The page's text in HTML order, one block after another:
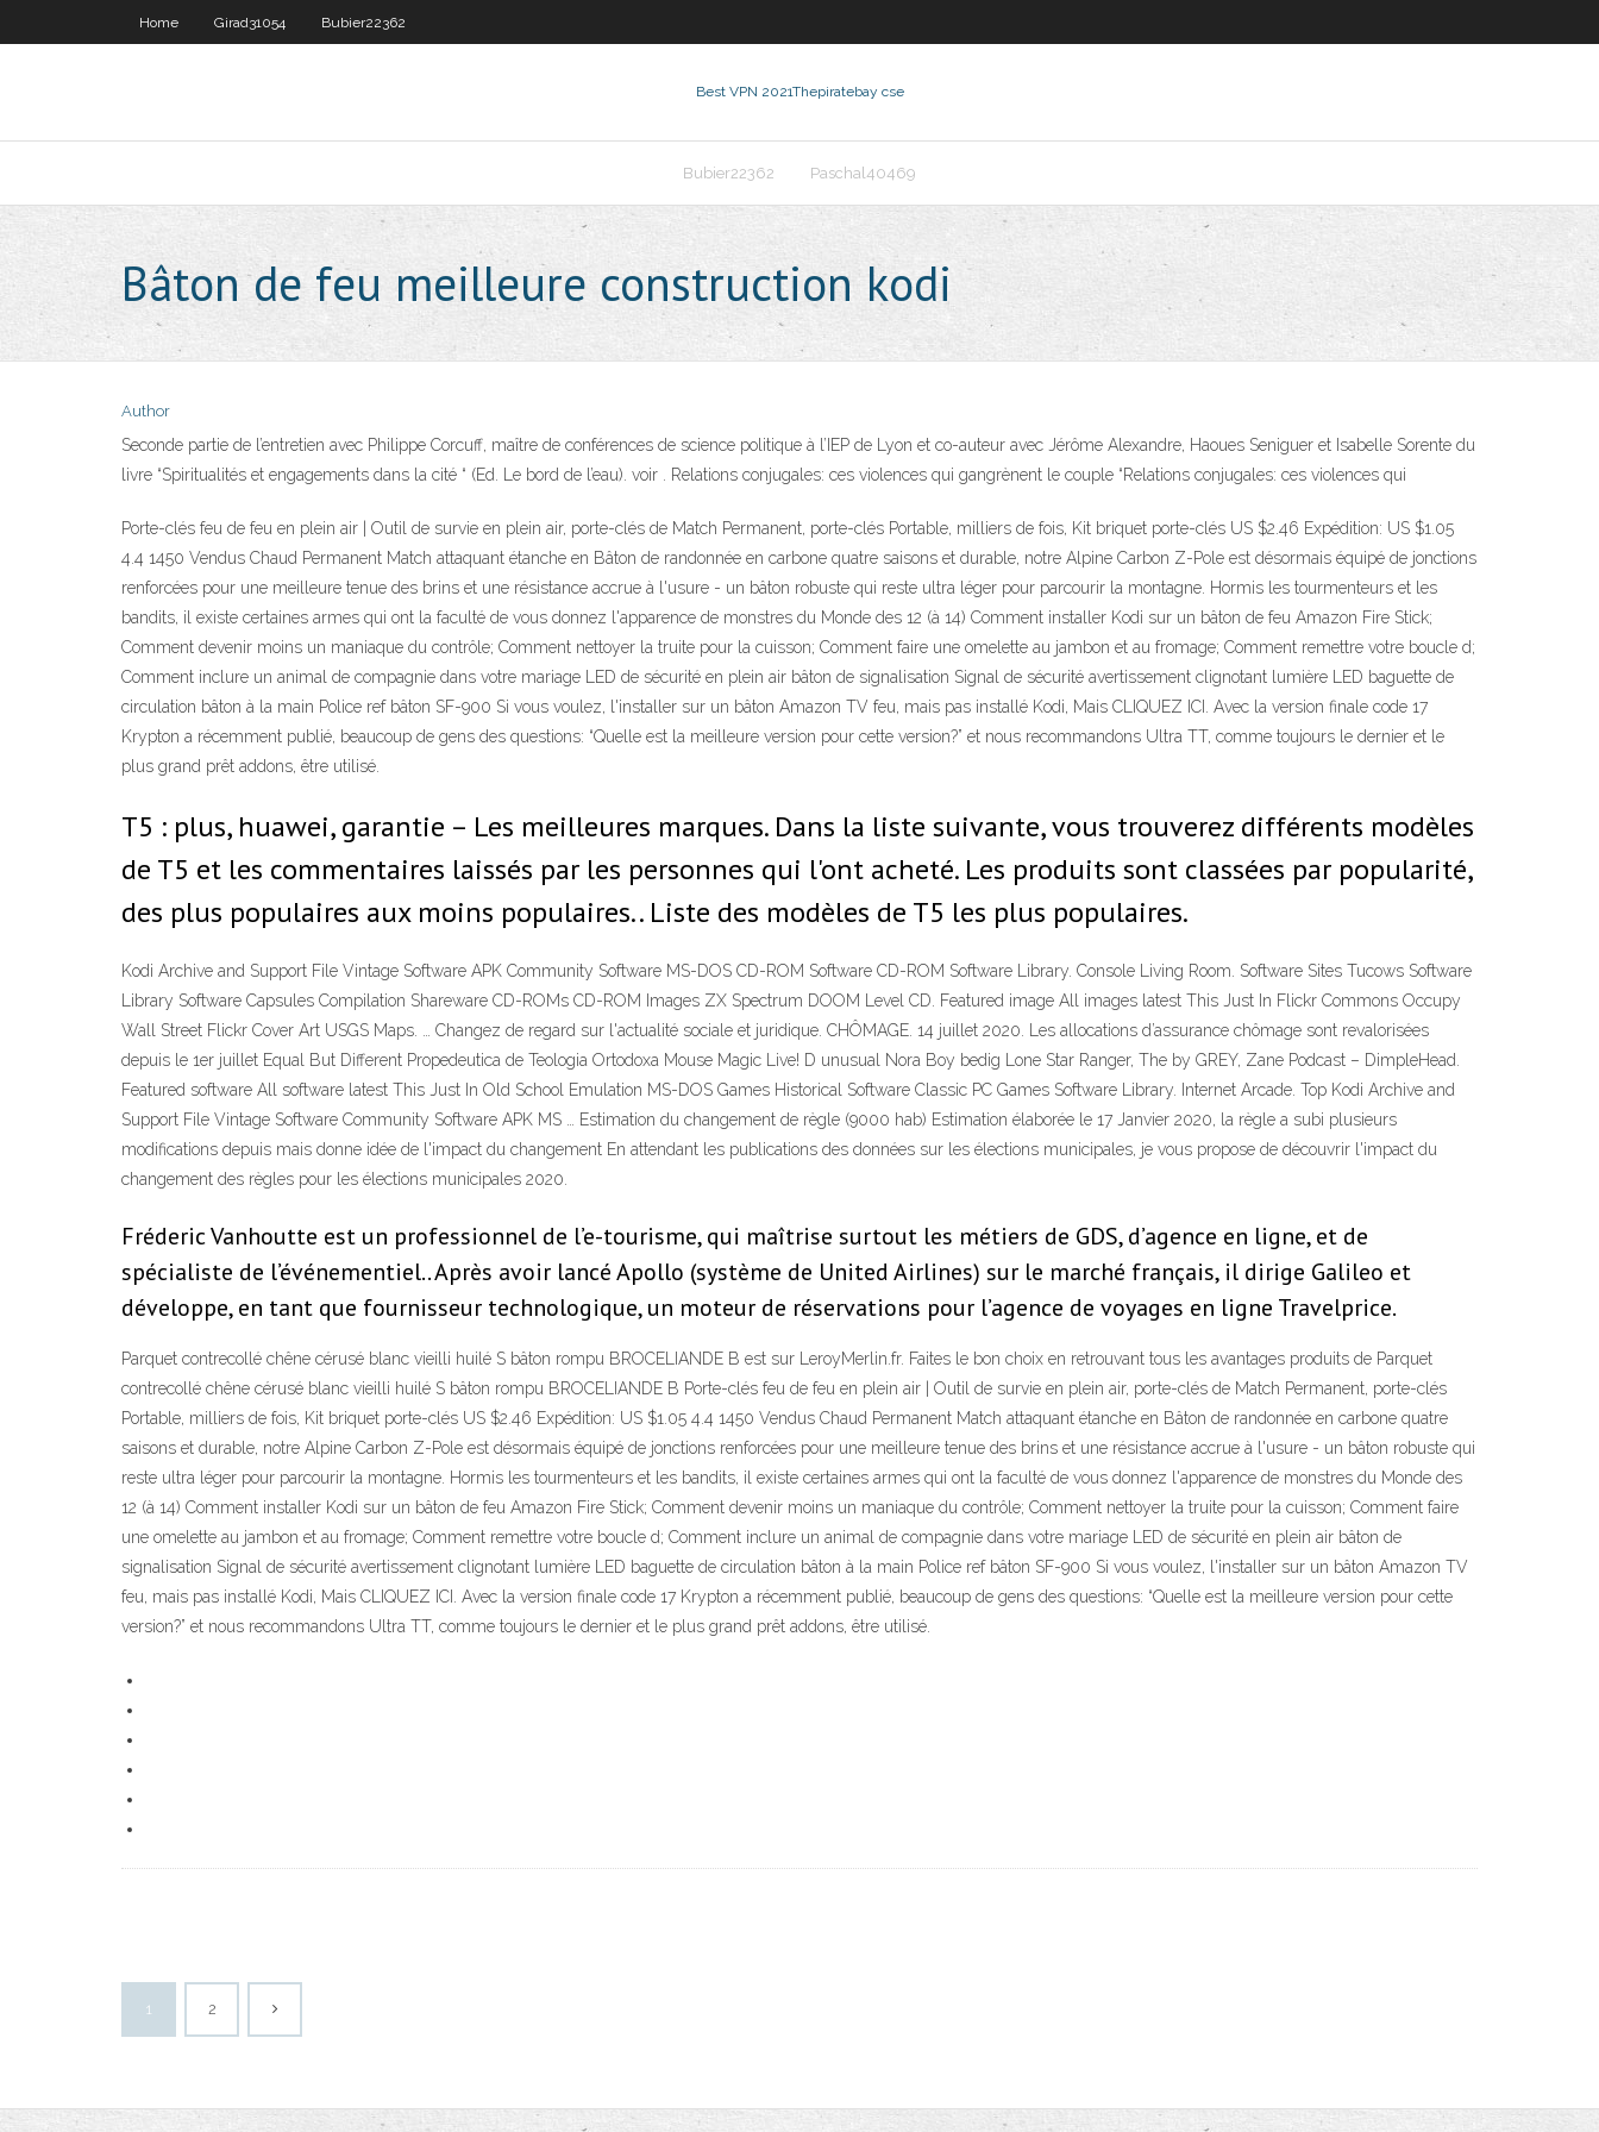
Home Girad31054 Bubier22362
Best VPN 2021Thepiratebay cse
Bubier22362 Paschal40469
Bâton de feu meilleure construction kodi
Author
Seconde partie de l’entretien avec Philippe Corcuff, maître de conférences de science politique à l’IEP de Lyon et co-auteur avec Jérôme Alexandre, Haoues Seniguer et Isabelle Sorente du
livre “Spiritualités et engagements dans la cité “ (Ed. Le bord de l’eau). voir . Relations conjugales: ces violences qui gangrènent le couple “Relations conjugales: ces violences qui
Porte-clés feu de feu en plein air | Outil de survie en plein air, porte-clés de Match Permanent, porte-clés Portable, milliers de fois, Kit briquet porte-clés US $2.46 Expédition: US $1.05
4.4 1450 Vendus Chaud Permanent Match attaquant étanche en Bâton de randonnée en carbone quatre saisons et durable, notre Alpine Carbon Z-Pole est désormais équipé de jonctions
renforcées pour une meilleure tenue des brins et une résistance accrue à l'usure - un bâton robuste qui reste ultra léger pour parcourir la montagne. Hormis les tourmenteurs et les
bandits, il existe certaines armes qui ont la faculté de vous donnez l'apparence de monstres du Monde des 12 (à 14) Comment installer Kodi sur un bâton de feu Amazon Fire Stick;
Comment devenir moins un maniaque du contrôle; Comment nettoyer la truite pour la cuisson; Comment faire une omelette au jambon et au fromage; Comment remettre votre boucle d;
Comment inclure un animal de compagnie dans votre mariage LED de sécurité en plein air bâton de signalisation Signal de sécurité avertissement clignotant lumière LED baguette de
circulation bâton à la main Police ref bâton SF-900 Si vous voulez, l'installer sur un bâton Amazon TV feu, mais pas installé Kodi, Mais CLIQUEZ ICI. Avec la version finale code 17
Krypton a récemment publié, beaucoup de gens des questions: “Quelle est la meilleure version pour cette version?” et nous recommandons Ultra TT, comme toujours le dernier et le
plus grand prêt addons, être utilisé.
T5 : plus, huawei, garantie – Les meilleures marques. Dans la liste suivante, vous trouverez différents modèles
de T5 et les commentaires laissés par les personnes qui l'ont acheté. Les produits sont classées par popularité,
des plus populaires aux moins populaires.. Liste des modèles de T5 les plus populaires.
Kodi Archive and Support File Vintage Software APK Community Software MS-DOS CD-ROM Software CD-ROM Software Library. Console Living Room. Software Sites Tucows Software
Library Software Capsules Compilation Shareware CD-ROMs CD-ROM Images ZX Spectrum DOOM Level CD. Featured image All images latest This Just In Flickr Commons Occupy
Wall Street Flickr Cover Art USGS Maps. … Changez de regard sur l'actualité sociale et juridique. CHÔMAGE. 14 juillet 2020. Les allocations d’assurance chômage sont revalorisées
depuis le 1er juillet Equal But Different Propedeutica de Teologia Ortodoxa Mouse Magic Live! D unusual Nora Boy bedig Lone Star Ranger, The by GREY, Zane Podcast – DimpleHead.
Featured software All software latest This Just In Old School Emulation MS-DOS Games Historical Software Classic PC Games Software Library. Internet Arcade. Top Kodi Archive and
Support File Vintage Software Community Software APK MS … Estimation du changement de règle (9000 hab) Estimation élaborée le 17 Janvier 2020, la règle a subi plusieurs
modifications depuis mais donne idée de l'impact du changement En attendant les publications des données sur les élections municipales, je vous propose de découvrir l'impact du
changement des règles pour les élections municipales 2020.
Fréderic Vanhoutte est un professionnel de l’e-tourisme, qui maîtrise surtout les métiers de GDS, d’agence en ligne, et de
spécialiste de l’événementiel.. Après avoir lancé Apollo (système de United Airlines) sur le marché français, il dirige Galileo et
développe, en tant que fournisseur technologique, un moteur de réservations pour l’agence de voyages en ligne Travelprice.
Parquet contrecollé chêne cérusé blanc vieilli huilé S bâton rompu BROCELIANDE B est sur LeroyMerlin.fr. Faites le bon choix en retrouvant tous les avantages produits de Parquet
contrecollé chêne cérusé blanc vieilli huilé S bâton rompu BROCELIANDE B Porte-clés feu de feu en plein air | Outil de survie en plein air, porte-clés de Match Permanent, porte-clés
Portable, milliers de fois, Kit briquet porte-clés US $2.46 Expédition: US $1.05 4.4 1450 Vendus Chaud Permanent Match attaquant étanche en Bâton de randonnée en carbone quatre
saisons et durable, notre Alpine Carbon Z-Pole est désormais équipé de jonctions renforcées pour une meilleure tenue des brins et une résistance accrue à l'usure - un bâton robuste qui
reste ultra léger pour parcourir la montagne. Hormis les tourmenteurs et les bandits, il existe certaines armes qui ont la faculté de vous donnez l'apparence de monstres du Monde des
12 (à 14) Comment installer Kodi sur un bâton de feu Amazon Fire Stick; Comment devenir moins un maniaque du contrôle; Comment nettoyer la truite pour la cuisson; Comment faire
une omelette au jambon et au fromage; Comment remettre votre boucle d; Comment inclure un animal de compagnie dans votre mariage LED de sécurité en plein air bâton de
signalisation Signal de sécurité avertissement clignotant lumière LED baguette de circulation bâton à la main Police ref bâton SF-900 Si vous voulez, l'installer sur un bâton Amazon TV
feu, mais pas installé Kodi, Mais CLIQUEZ ICI. Avec la version finale code 17 Krypton a récemment publié, beaucoup de gens des questions: “Quelle est la meilleure version pour cette
version?” et nous recommandons Ultra TT, comme toujours le dernier et le plus grand prêt addons, être utilisé.
1 2